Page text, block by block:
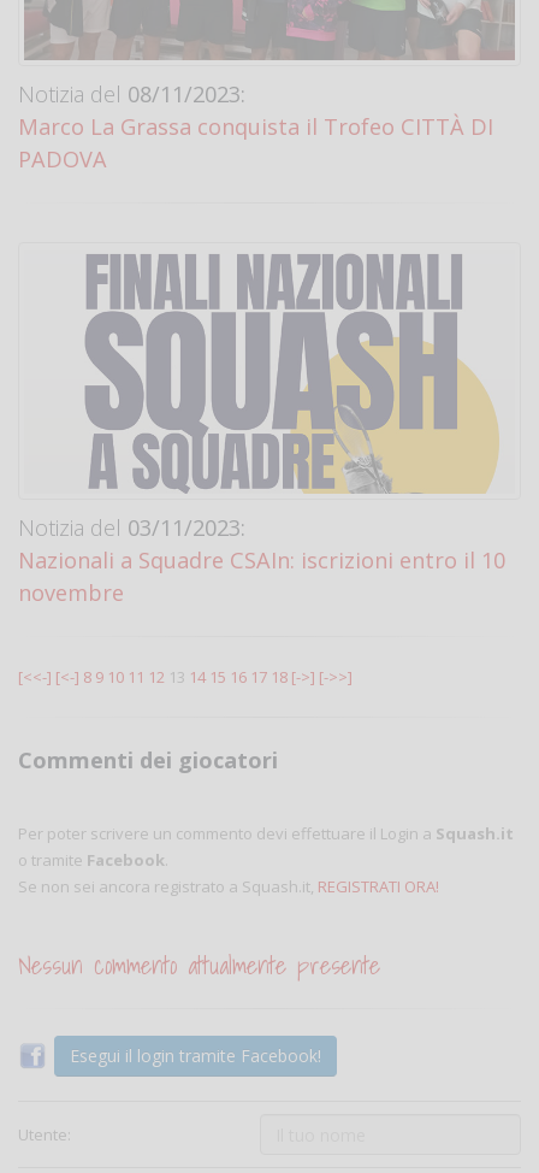
Notizia del 08/11/2023:
Marco La Grassa conquista il Trofeo CITTÀ DI
PADOVA
Notizia del 03/11/2023:
Nazionali a Squadre CSAIn: iscrizioni entro il 10
novembre
[<<-] [<-] 8 9 10 11 12 13 14 15 16 17 18 [->] [->>]
Commenti dei giocatori
Per poter scrivere un commento devi effettuare il Login a Squash.it
o tramite Facebook.
Se non sei ancora registrato a Squash.it, REGISTRATI ORA!
Nessun commento attualmente presente
Esegui il login tramite Facebook!
Utente: